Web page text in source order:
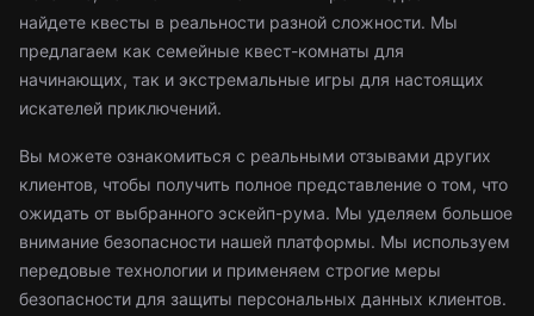
найдете квесты в реальности разной сложности. Мы
предлагаем как семейные квест-комнаты для
начинающих, так и экстремальные игры для настоящих
искателей приключений.
Вы можете ознакомиться с реальными отзывами других
клиентов, чтобы получить полное представление о том, что
ожидать от выбранного эскейп-рума. Мы уделяем большое
внимание безопасности нашей платформы. Мы используем
передовые технологии и применяем строгие меры
безопасности для защиты персональных данных клиентов.